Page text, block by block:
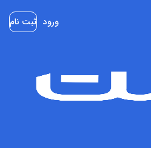
ورود ثبت نام